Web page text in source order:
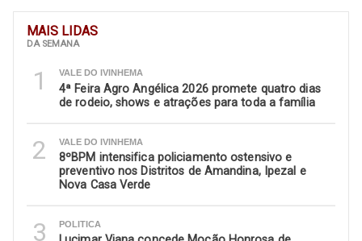
MAIS LIDAS
DA SEMANA
1 VALE DO IVINHEMA
4ª Feira Agro Angélica 2026 promete quatro dias
de rodeio, shows e atrações para toda a família
2 VALE DO IVINHEMA
8ºBPM intensifica policiamento ostensivo e
preventivo nos Distritos de Amandina, Ipezal e
Nova Casa Verde
3 POLITICA